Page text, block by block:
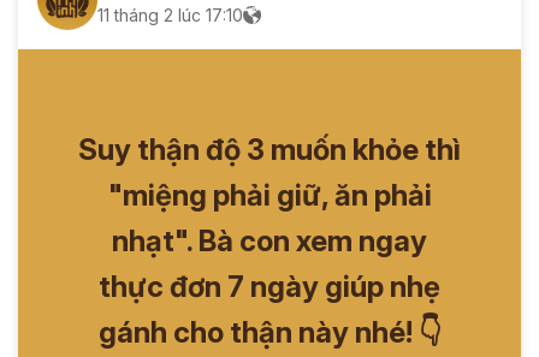
11 tháng 2 lúc 17:10
Suy thận độ 3 muốn khỏe thì
"miệng phải giữ, ăn phải
nhạt". Bà con xem ngay
thực đơn 7 ngày giúp nhẹ
gánh cho thận này nhé! 👇